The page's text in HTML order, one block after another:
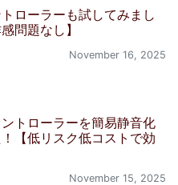
ローラーも試してみまし
問題なし】
November 16, 2025
トローラーを簡易静音化
【低リスク低コストで効
November 15, 2025